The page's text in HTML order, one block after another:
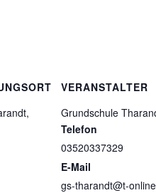
VERANSTALTER
Grundschule
Telefon
03520337329
E-Mail
gs-tharandt@t-